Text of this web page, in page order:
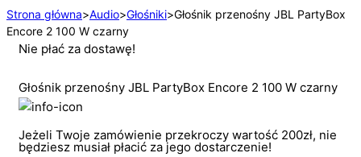
Strona główna>Audio>Głośniki>Głośnik przenośny JBL PartyBox
Encore 2 100 W czarny
Nie płać za dostawę!
Głośnik przenośny JBL PartyBox Encore 2 100 W czarny
Jeżeli Twoje zamówienie przekroczy wartość 200zł, nie
będziesz musiał płacić za jego dostarczenie!